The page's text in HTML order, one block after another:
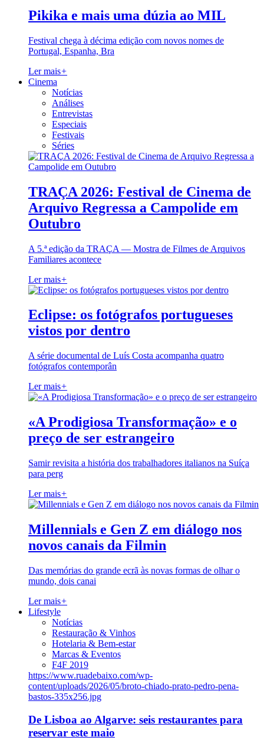
Pikika e mais uma dúzia ao MIL
Festival chega à décima edição com novos nomes de
Portugal, Espanha, Bra
Ler mais+
Cinema
Notícias
Análises
Entrevistas
Especiais
Festivais
Séries
TRAÇA 2026: Festival de Cinema de
Arquivo Regressa a Campolide em
Outubro
A 5.ª edição da TRAÇA — Mostra de Filmes de Arquivos
Familiares acontece
Ler mais+
Eclipse: os fotógrafos portugueses
vistos por dentro
A série documental de Luís Costa acompanha quatro
fotógrafos contemporân
Ler mais+
«A Prodigiosa Transformação» e o
preço de ser estrangeiro
Samir revisita a história dos trabalhadores italianos na Suíça
para perg
Ler mais+
Millennials e Gen Z em diálogo nos
novos canais da Filmin
Das memórias do grande ecrã às novas formas de olhar o
mundo, dois canai
Ler mais+
Lifestyle
Notícias
Restauração & Vinhos
Hotelaria & Bem-estar
Marcas & Eventos
F4F 2019
https://www.ruadebaixo.com/wp-
content/uploads/2026/05/broto-chiado-prato-pedro-pena-
bastos-335x256.jpg
De Lisboa ao Algarve: seis restaurantes para
reservar este maio